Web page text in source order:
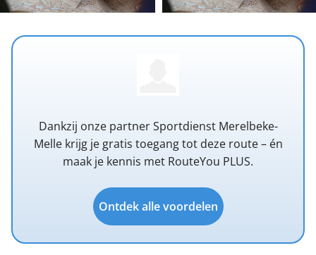
Dankzij onze partner Sportdienst Merelbeke-
Melle krijg je gratis toegang tot deze route – én
maak je kennis met RouteYou PLUS.
Ontdek alle voordelen